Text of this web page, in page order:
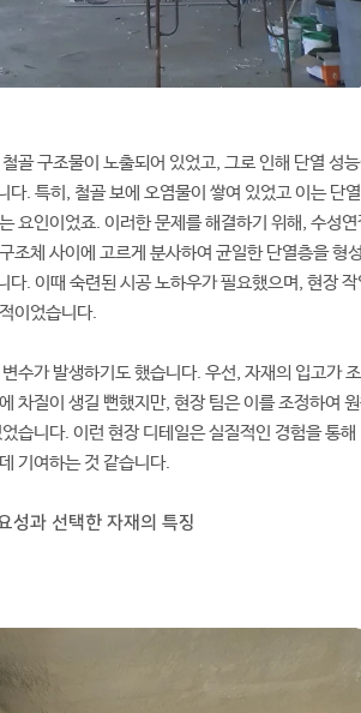
골 구조물이 노출되어 있었고, 그로 인해 단열 성
다. 특히, 철골 보에 오염물이 쌓여 있었고 이는 단열
요인이었죠. 이러한 문제를 해결하기 위해, 수성연
조체 사이에 고르게 분사하여 균일한 단열층을 형
다. 이때 숙련된 시공 노하우가 필요했으며, 현장 작
이었습니다.
수가 발생하기도 했습니다. 우선, 자재의 입고가 조
차질이 생길 뻔했지만, 현장 팀은 이를 조정하여
습니다. 이런 현장 디테일은 실질적인 경험을 통해
기여하는 것 같습니다.
성과 선택한 자재의 특징